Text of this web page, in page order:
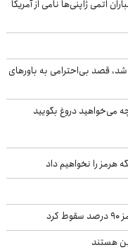
اتمی ژاپنی‌ها نامی از آمریکا
قصد بی‌احترامی به باورهای
می‌خواهید دروغ بگویید
را نخواهیم داد
هستند